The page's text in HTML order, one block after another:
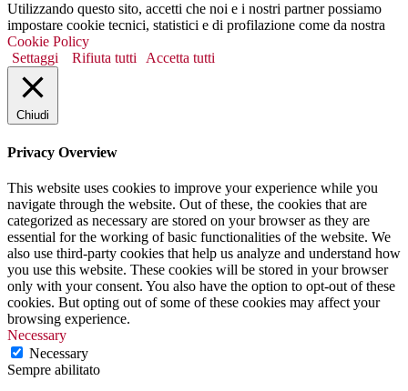
Utilizzando questo sito, accetti che noi e i nostri partner possiamo
impostare cookie tecnici, statistici e di profilazione come da nostra
Cookie Policy
Settaggi
Rifiuta tutti Accetta tutti
Chiudi
Privacy Overview
This website uses cookies to improve your experience while you
navigate through the website. Out of these, the cookies that are
categorized as necessary are stored on your browser as they are
essential for the working of basic functionalities of the website. We
also use third-party cookies that help us analyze and understand how
you use this website. These cookies will be stored in your browser
only with your consent. You also have the option to opt-out of these
cookies. But opting out of some of these cookies may affect your
browsing experience.
Necessary
Necessary
Sempre abilitato